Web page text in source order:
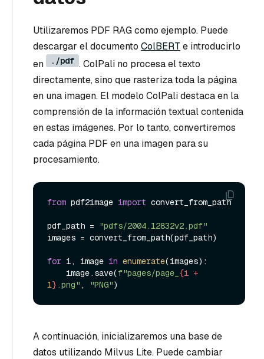
Utilizaremos PDF RAG como ejemplo. Puede
descargar el documento ColBERT e introducirlo
en
./pdf . ColPali no procesa el texto
directamente, sino que rasteriza toda la página
en una imagen. El modelo ColPali destaca en la
comprensión de la información textual contenida
en estas imágenes. Por lo tanto, convertiremos
cada página PDF en una imagen para su
procesamiento.
from pdf2image import convert_from_path
pdf_path =
"pdfs/2004.12832v2.pdf"
images = convert_from_path(pdf_path)
for i, image in enumerate(images):
    image.save(
f"pages/page_
1} .png" , "PNG"
A continuación, inicializaremos una base de
datos utilizando Milvus Lite. Puede cambiar